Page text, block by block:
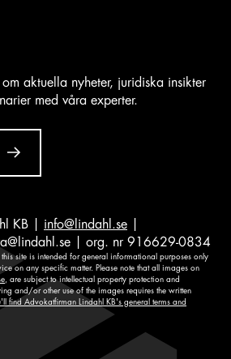
aktuella nyheter, juridiska insikter
med våra experter.
KB | info@lindahl.se
| org. nr 916629-0834
site is intended for general informational purposes only
on any specific matter. Please note that all images on
, are subject to intellectual property protection and
and/or other use of the images requires the written
find Advokatfirman Lindahl KB's general terms and